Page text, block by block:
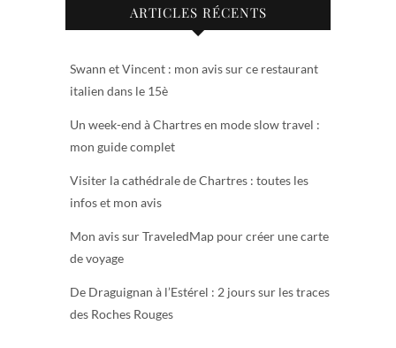
ARTICLES RÉCENTS
Swann et Vincent : mon avis sur ce restaurant
italien dans le 15è
Un week-end à Chartres en mode slow travel :
mon guide complet
Visiter la cathédrale de Chartres : toutes les
infos et mon avis
Mon avis sur TraveledMap pour créer une carte
de voyage
De Draguignan à l’Estérel : 2 jours sur les traces
des Roches Rouges